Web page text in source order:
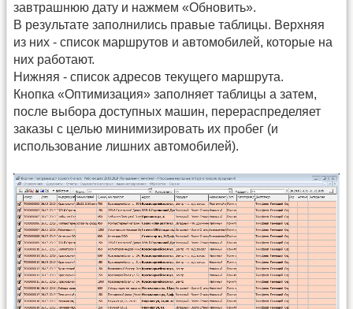
завтрашнюю дату и нажмем «Обновить».
В результате заполнились правые таблицы. Верхняя
из них - список маршрутов и автомобилей, которые на
них работают.
Нижняя - список адресов текущего маршрута.
Кнопка «Оптимизация» заполняет таблицы а затем,
после выбора доступных машин, перераспределяет
заказы с целью минимизировать их пробег (и
использование лишних автомобилей).